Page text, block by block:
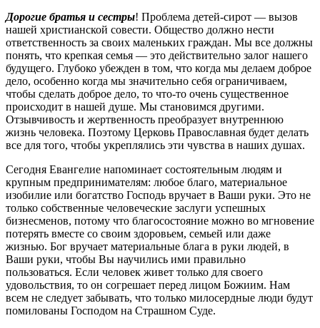
Дорогие братья и сестры! Проблема детей-сирот — вызов
нашей христианской совести. Общество должно нести
ответственность за своих маленьких граждан. Мы все должны
понять, что крепкая семья — это действительно залог нашего
будущего. Глубоко убежден в том, что когда мы делаем доброе
дело, особенно когда мы значительно себя ограничиваем,
чтобы сделать доброе дело, то что-то очень существенное
происходит в нашей душе. Мы становимся другими.
Отзывчивость и жертвенность преобразует внутреннюю
жизнь человека. Поэтому Церковь Православная будет делать
все для того, чтобы укреплялись эти чувства в наших душах.
Сегодня Евангелие напоминает состоятельным людям и
крупным предпринимателям: любое благо, материальное
изобилие или богатство Господь вручает в Ваши руки. Это не
только собственные человеческие заслуги успешных
бизнесменов, потому что благосостояние можно во мгновение
потерять вместе со своим здоровьем, семьей или даже
жизнью. Бог вручает материальные блага в руки людей, в
Ваши руки, чтобы Вы научились ими правильно
пользоваться. Если человек живет только для своего
удовольствия, то он согрешает перед лицом Божиим. Нам
всем не следует забывать, что только милосердные люди будут
помилованы Господом на Страшном Суде.